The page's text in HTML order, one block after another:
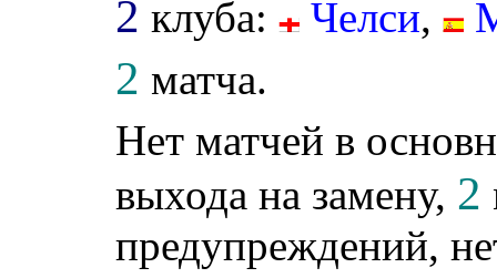
2 клуба: Челси,
2 матча.
Нет матчей в
выхода на замену, 2
предупреждений,